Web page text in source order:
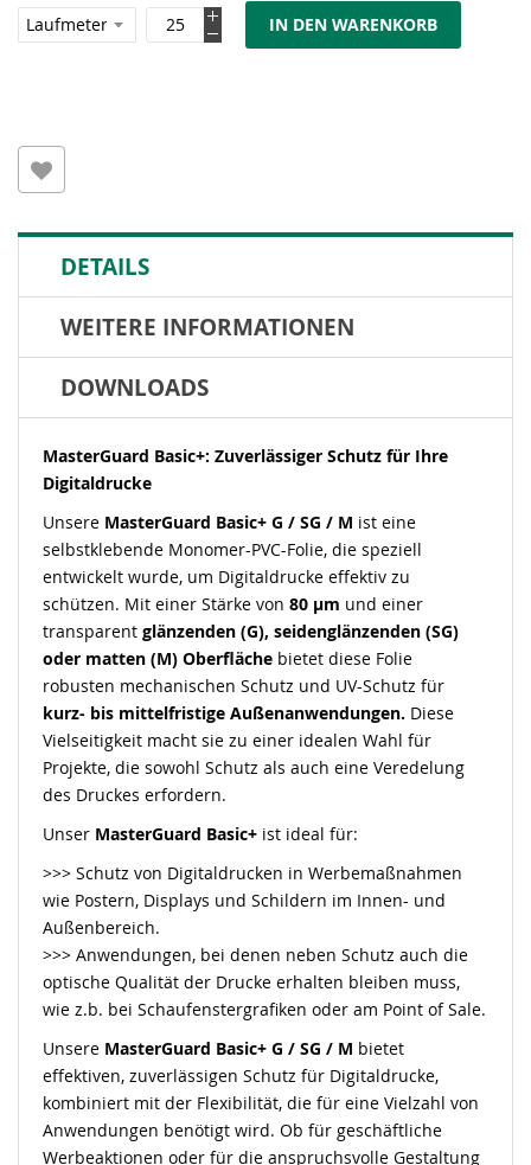
IN DEN WARENKORB
DETAILS
WEITERE INFORMATIONEN
DOWNLOADS
MasterGuard Basic+: Zuverlässiger Schutz für Ihre
Digitaldrucke
Unsere MasterGuard Basic+ G / SG / M ist eine
selbstklebende Monomer-PVC-Folie, die speziell
entwickelt wurde, um Digitaldrucke effektiv zu
schützen. Mit einer Stärke von 80 µm und einer
transparent glänzenden (G), seidenglänzenden (SG)
oder matten (M) Oberfläche bietet diese Folie
robusten mechanischen Schutz und UV-Schutz für
kurz- bis mittelfristige Außenanwendungen. Diese
Vielseitigkeit macht sie zu einer idealen Wahl für
Projekte, die sowohl Schutz als auch eine Veredelung
des Druckes erfordern.
Unser MasterGuard Basic+ ist ideal für:
>>> Schutz von Digitaldrucken in Werbemaßnahmen
wie Postern, Displays und Schildern im Innen- und
Außenbereich.
>>> Anwendungen, bei denen neben Schutz auch die
optische Qualität der Drucke erhalten bleiben muss,
wie z.b. bei Schaufenstergrafiken oder am Point of Sale.
Unsere MasterGuard Basic+ G / SG / M bietet
effektiven, zuverlässigen Schutz für Digitaldrucke,
kombiniert mit der Flexibilität, die für eine Vielzahl von
Anwendungen benötigt wird. Ob für geschäftliche
Werbeaktionen oder für die anspruchsvolle Gestaltung